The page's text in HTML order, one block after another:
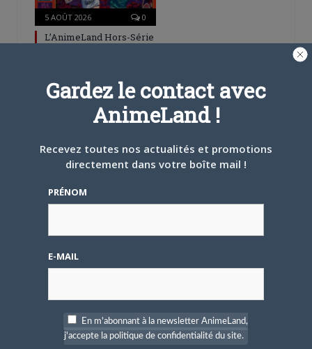
5 AOÛT 2026 0
L’AnimeLand Hors-Série
4 AOÛT 2026 0
Une nouvelle série TV
Digimon en préparation
4 JUILLET 2026 0
[Entretien] Mokochan : «
Gardez le contact avec
AnimeLand !
Recevez toutes nos actualités et promotions
directement dans votre boîte mail !
PRÉNOM
E-MAIL
En m'abonnant à la newsletter AnimeLand,
j'accepte la politique de confidentialité du site.